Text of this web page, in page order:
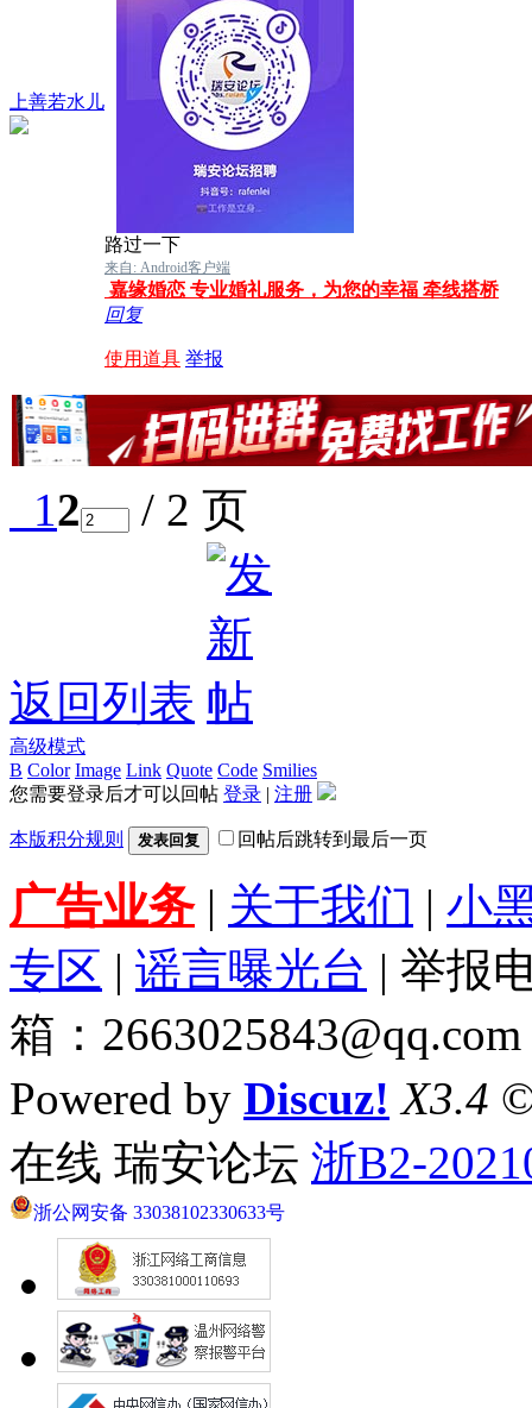
上善若水儿
路过一下
来自: Android客户端
嘉缘婚恋 专业婚礼服务，为您的幸福 牵线搭桥
回复
使用道具 举报
12 / 2 页
返回列表
高级模式
B Color Image Link Quote Code Smilies
您需要登录后才可以回帖 登录 | 注册
本版积分规则 发表回复 回帖后跳转到最后一页
广告业务| 关于我们 | 小
专区 | 谣言曝光台 | 举报
箱：2663025843@qq.com
Powered by Discuz! X3.4
在线 瑞安论坛 浙B2-
浙公网安备 33038102330633号